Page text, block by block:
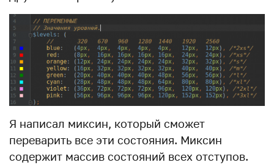
Я написал миксин, который сможет
переварить все эти состояния. Миксин
содержит массив состояний всех отступов.